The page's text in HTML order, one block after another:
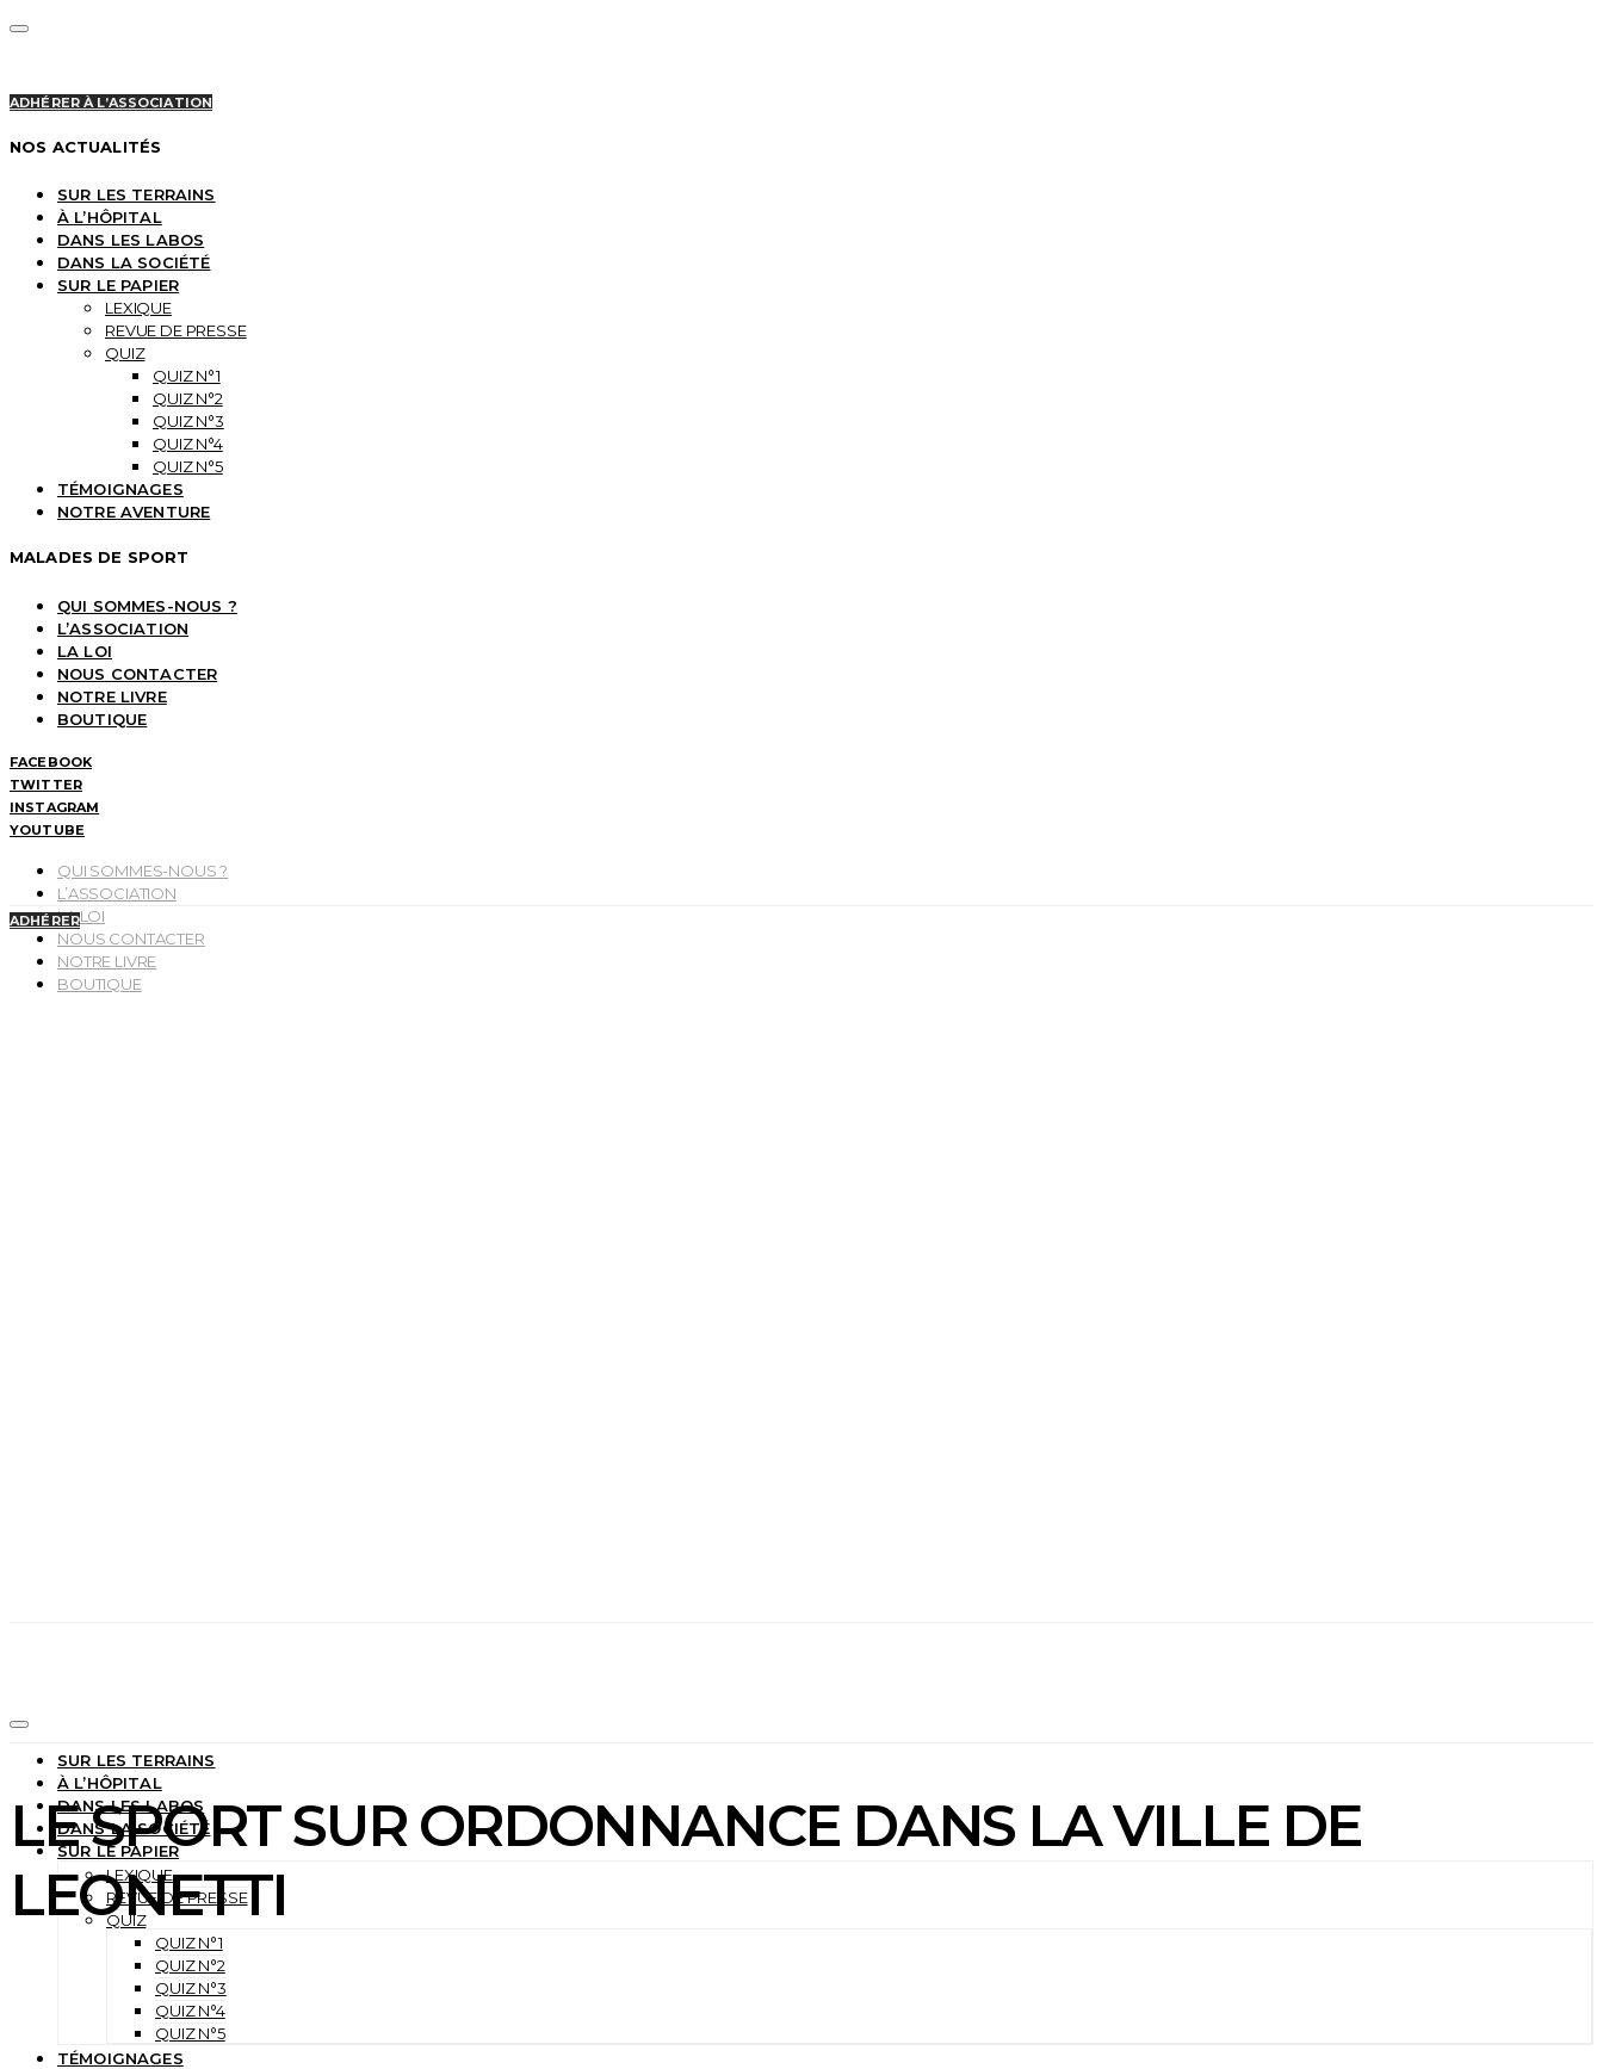
ADHÉRER À L’ASSOCIATION
NOS ACTUALITÉS
SUR LES TERRAINS
À L’HÔPITAL
DANS LES LABOS
DANS LA SOCIÉTÉ
SUR LE PAPIER
LEXIQUE
REVUE DE PRESSE
QUIZ
QUIZ N°1
QUIZ N°2
QUIZ N°3
QUIZ N°4
QUIZ N°5
TÉMOIGNAGES
NOTRE AVENTURE
MALADES DE SPORT
QUI SOMMES-NOUS ?
L’ASSOCIATION
LA LOI
NOUS CONTACTER
NOTRE LIVRE
BOUTIQUE
FACEBOOK
TWITTER
INSTAGRAM
YOUTUBE
QUI SOMMES-NOUS ?
L’ASSOCIATION
LA LOI
NOUS CONTACTER
NOTRE LIVRE
BOUTIQUE
ADHÉRER
SUR LES TERRAINS
À L’HÔPITAL
DANS LES LABOS
DANS LA SOCIÉTÉ
SUR LE PAPIER
LEXIQUE
REVUE DE PRESSE
QUIZ
QUIZ N°1
QUIZ N°2
QUIZ N°3
QUIZ N°4
QUIZ N°5
TÉMOIGNAGES
LE SPORT SUR ORDONNANCE DANS LA VILLE DE
LEONETTI